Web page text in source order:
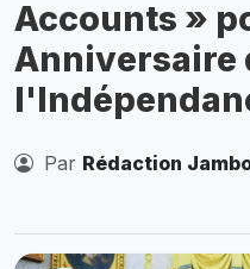
Accounts »
Anniversaire
Par Rédaction